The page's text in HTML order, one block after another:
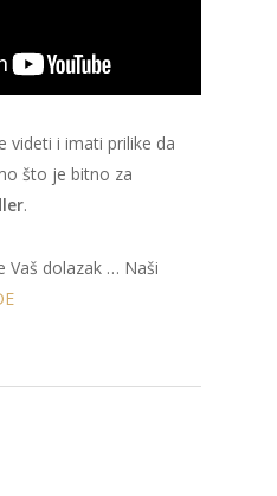
videti i imati prilike da
što je bitno za
.
Vaš dolazak … Naši